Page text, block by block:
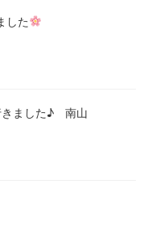
した
きました♪ 南山